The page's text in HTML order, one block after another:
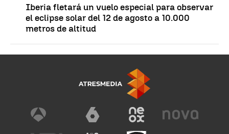
Iberia fletará un vuelo especial para observar
el eclipse solar del 12 de agosto a 10.000
metros de altitud